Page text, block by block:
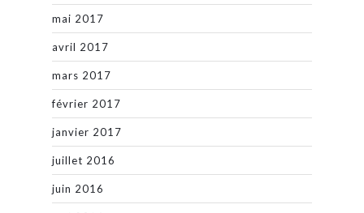
mai 2017
avril 2017
mars 2017
février 2017
janvier 2017
juillet 2016
juin 2016